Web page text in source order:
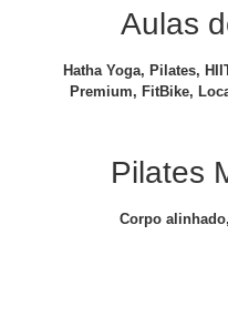
Aulas
Hatha Yoga, Pilates,
Premium, FitBike,
Pilates
Corpo